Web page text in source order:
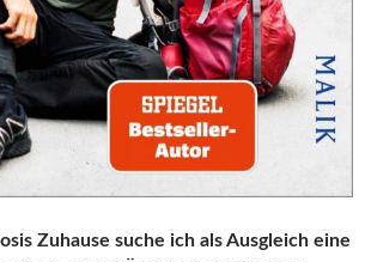
Zuhause suche ich als Ausgleich eine